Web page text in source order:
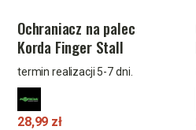
Ochraniacz na palec
Korda Finger Stall
XLarge
termin realizacji 5-7 dni.
28,99 zł